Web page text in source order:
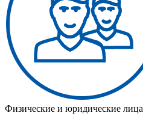
Физические и юридические лица